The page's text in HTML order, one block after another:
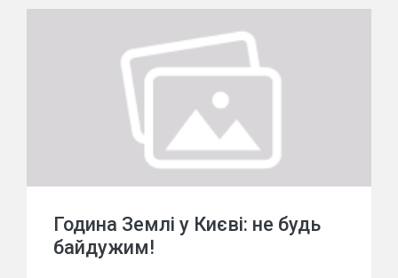
Година Землі у Києві: не будь
байдужим!